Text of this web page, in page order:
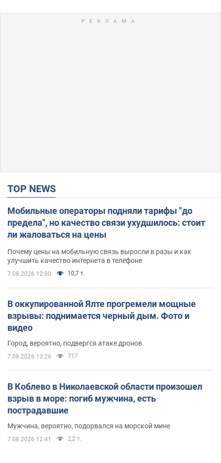
TOP NEWS
Мобильные операторы подняли тарифы "до
предела", но качество связи ухудшилось: стоит
ли жаловаться на цены
Почему цены на мобильную связь выросли в разы и как
улучшить качество интернета в телефоне
7.08.2026 12:00 10,7 т.
В оккупированной Ялте прогремели мощные
взрывы: поднимается черный дым. Фото и
видео
Город, вероятно, подвергся атаке дронов
7.08.2026 13:26 717
В Коблево в Николаевской области произошел
взрыв в море: погиб мужчина, есть
пострадавшие
Мужчина, вероятно, подорвался на морской мине
7.08.2026 12:41 2,2 т.